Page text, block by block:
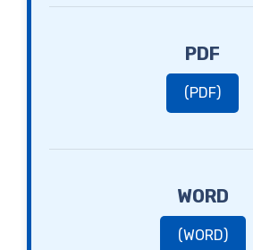
PDF
(PDF)
WORD
(WORD)